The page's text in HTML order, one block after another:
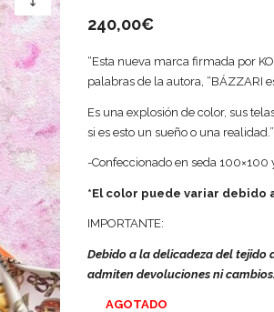
240,00€
“Esta nueva marca firmada por
palabras de la autora, “BÁZZARI
Es una explosión de color, sus
si es esto un sueño o una realidad.”
-Confeccionado en seda 100×100
*El color puede variar debido
IMPORTANTE:
Debido a la delicadeza del tejido
admiten devoluciones ni cambios.
AGOTADO